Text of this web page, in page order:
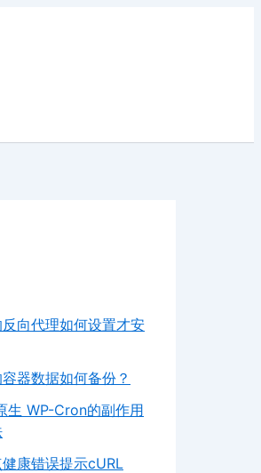
向代理如何设置才安
器数据如何备份？
生 WP-Cron的副作用
康错误提示cURL